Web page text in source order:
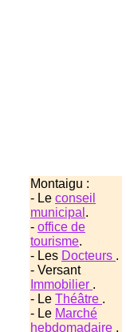
Montaigu :
- Le conseil
municipal .
- office de
tourisme.
- Les Docteurs .
- Versant
Immobilier .
- Le Théâtre .
- Le Marché
hebdomadaire .